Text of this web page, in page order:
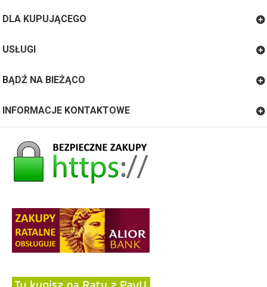
DLA KUPUJĄCEGO
USŁUGI
BĄDŹ NA BIEŻĄCO
INFORMACJE KONTAKTOWE